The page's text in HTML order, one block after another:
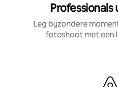
Leg bijzondere
fotoshoot met een